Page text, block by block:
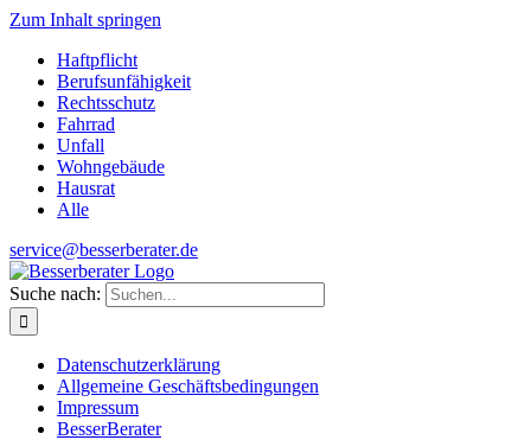
Zum Inhalt springen
Haftpflicht
Berufsunfähigkeit
Rechtsschutz
Fahrrad
Unfall
Wohngebäude
Hausrat
Alle
service@besserberater.de
Suche nach:
Datenschutzerklärung
Allgemeine Geschäftsbedingungen
Impressum
BesserBerater